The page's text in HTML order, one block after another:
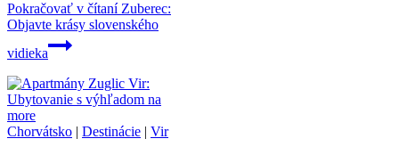
Pokračovať v čítaníZuberec:
Objavte krásy slovenského
vidieka
Chorvátsko | Destinácie | Vir